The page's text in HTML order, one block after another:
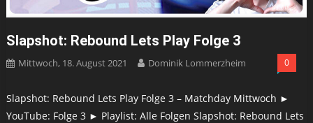
Slapshot: Rebound Lets Play Folge 3
Mittwoch, 18. August 2021 Dominik Lommerzheim 0
Slapshot: Rebound Lets Play Folge 3 – Matchday Mittwoch ►
YouTube: Folge 3 ► Playlist: Alle Folgen Slapshot: Rebound Lets